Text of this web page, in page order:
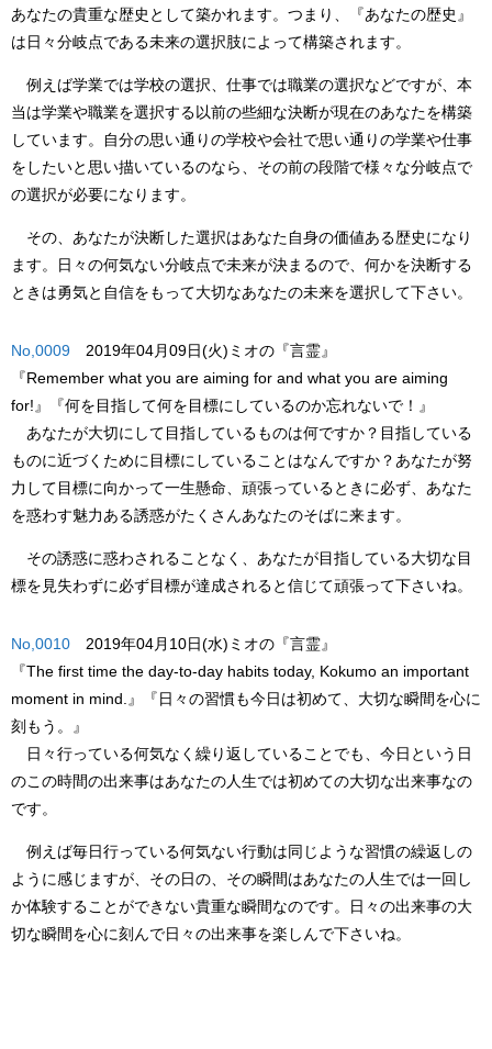
あなたの貴重な歴史として築かれます。つまり、『あなたの歴史』
は日々分岐点である未来の選択肢によって構築されます。
例えば学業では学校の選択、仕事では職業の選択などですが、本
当は学業や職業を選択する以前の些細な決断が現在のあなたを構築
しています。自分の思い通りの学校や会社で思い通りの学業や仕事
をしたいと思い描いているのなら、その前の段階で様々な分岐点で
の選択が必要になります。
その、あなたが決断した選択はあなた自身の価値ある歴史になり
ます。日々の何気ない分岐点で未来が決まるので、何かを決断する
ときは勇気と自信をもって大切なあなたの未来を選択して下さい。
No,0009 2019年04月09日(火)ミオの『言霊』
『Remember what you are aiming for and what you are aiming
for!』
『何を目指して何を目標にしているのか忘れないで！』
あなたが大切にして目指しているものは何ですか？目指している
ものに近づくために目標にしていることはなんですか？あなたが努
力して目標に向かって一生懸命、頑張っているときに必ず、あなた
を惑わす魅力ある誘惑がたくさんあなたのそばに来ます。
その誘惑に惑わされることなく、あなたが目指している大切な目
標を見失わずに必ず目標が達成されると信じて頑張って下さいね。
No,0010 2019年04月10日(水)ミオの『言霊』
『The first time the day-to-day habits today, Kokumo an important
moment in mind.』
『日々の習慣も今日は初めて、大切な瞬間を心に
刻もう。』
日々行っている何気なく繰り返していることでも、今日という日
のこの時間の出来事はあなたの人生では初めての大切な出来事なの
です。
例えば毎日行っている何気ない行動は同じような習慣の繰返しの
ように感じますが、その日の、その瞬間はあなたの人生では一回し
か体験することができない貴重な瞬間なのです。日々の出来事の大
切な瞬間を心に刻んで日々の出来事を楽しんで下さいね。